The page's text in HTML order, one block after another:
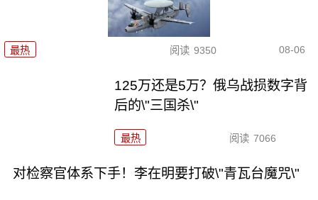
最热 阅读 9350 08-06
125万还是5万？俄乌战损数字背
后的\"三国杀\"
最热 阅读 7066
对检察官体系下手！李在明要打破\"青瓦台魔咒\"